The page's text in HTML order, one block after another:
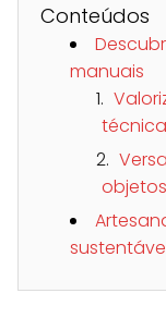
Conteúdos
manuais